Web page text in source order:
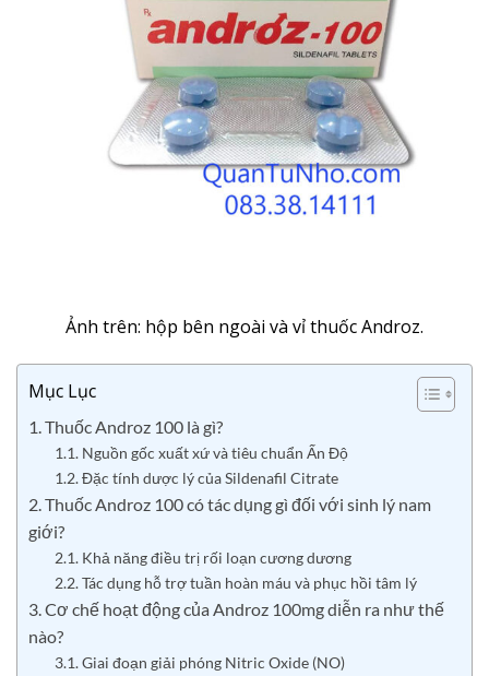
Ảnh trên: hộp bên ngoài và vỉ thuốc Androz.
Mục Lục
1. Thuốc Androz 100 là gì?
1.1. Nguồn gốc xuất xứ và tiêu chuẩn Ấn Độ
1.2. Đặc tính dược lý của Sildenafil Citrate
2. Thuốc Androz 100 có tác dụng gì đối với sinh lý nam
giới?
2.1. Khả năng điều trị rối loạn cương dương
2.2. Tác dụng hỗ trợ tuần hoàn máu và phục hồi tâm lý
3. Cơ chế hoạt động của Androz 100mg diễn ra như thế
nào?
3.1. Giai đoạn giải phóng Nitric Oxide (NO)